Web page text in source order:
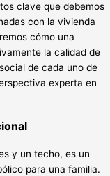
clave que debemos
con la vivienda
cómo una
la calidad de
de cada uno de
experta en
y un techo, es un
para una familia.